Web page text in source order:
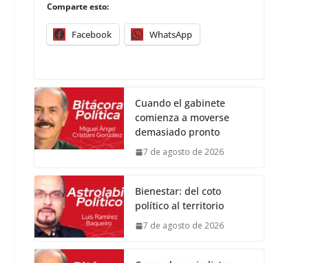
Comparte esto:
Facebook WhatsApp
Cuando el gabinete
comienza a moverse
demasiado pronto
7 de agosto de 2026
Bienestar: del coto
político al territorio
7 de agosto de 2026